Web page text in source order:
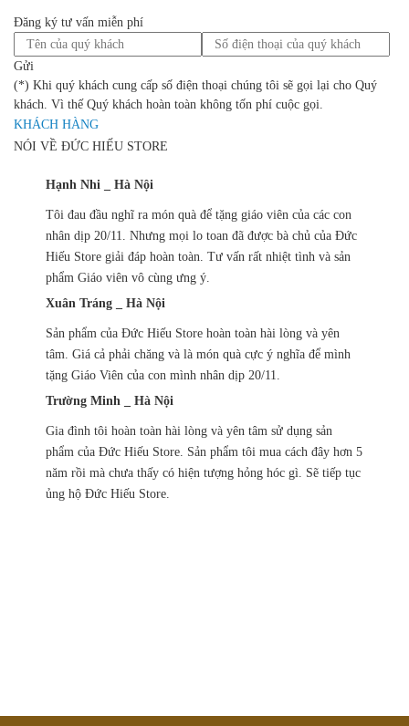
Đăng ký tư vấn miễn phí
Gửi
(*) Khi quý khách cung cấp số điện thoại chúng tôi sẽ gọi lại cho Quý
khách. Vì thế Quý khách hoàn toàn không tốn phí cuộc gọi.
KHÁCH HÀNG
NÓI VỀ ĐỨC HIẾU STORE
Hạnh Nhi _ Hà Nội
Tôi đau đầu nghĩ ra món quà để tặng giáo viên của các con
nhân dịp 20/11. Nhưng mọi lo toan đã được bà chủ của Đức
Hiếu Store giải đáp hoàn toàn. Tư vấn rất nhiệt tình và sản
phẩm Giáo viên vô cùng ưng ý.
Xuân Tráng _ Hà Nội
Sản phẩm của Đức Hiếu Store hoàn toàn hài lòng và yên
tâm. Giá cả phải chăng và là món quà cực ý nghĩa để mình
tặng Giáo Viên của con mình nhân dịp 20/11.
Trường Minh _ Hà Nội
Gia đình tôi hoàn toàn hài lòng và yên tâm sử dụng sản
phẩm của Đức Hiếu Store. Sản phẩm tôi mua cách đây hơn 5
năm rồi mà chưa thấy có hiện tượng hỏng hóc gì. Sẽ tiếp tục
ủng hộ Đức Hiếu Store.